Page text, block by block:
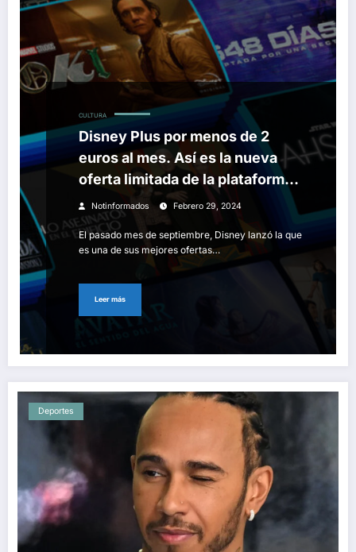
CULTURA
Disney Plus por menos de 2
euros al mes. Así es la nueva
oferta limitada de la plataforma
para hacer su suscripción con
anuncios más atractiva
Notinformados Febrero 29, 2024
El pasado mes de septiembre, Disney lanzó la que
es una de sus mejores ofertas…
Leer más
Deportes